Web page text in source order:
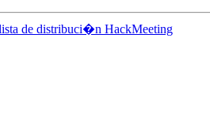
de distribuci�n HackMeeting